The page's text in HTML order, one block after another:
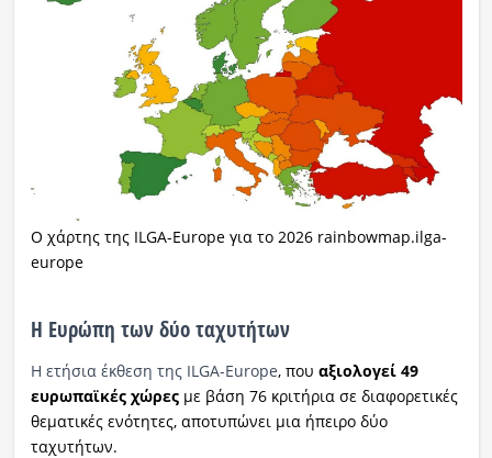
Ο χάρτης της ILGA-Europe για το 2026 rainbowmap.ilga-
europe
Η Ευρώπη των δύο ταχυτήτων
Η ετήσια έκθεση της ILGA-Europe, που αξιολογεί 49
ευρωπαϊκές χώρεςμε βάση 76 κριτήρια σε διαφορετικές
θεματικές ενότητες, αποτυπώνει μια ήπειρο δύο
ταχυτήτων.